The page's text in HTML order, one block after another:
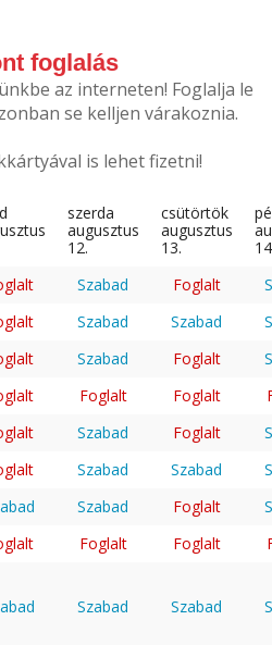
foglalás
az interneten! Foglalja le
se kelljen várakoznia.
is lehet fizetni!
szerda
augusztus
12.
csütörtök
augusztus
13.
Szabad Foglalt
Szabad Szabad
Szabad Foglalt
Foglalt Foglalt
Szabad Foglalt
Szabad Szabad
Szabad Foglalt
Foglalt Foglalt
Szabad Szabad